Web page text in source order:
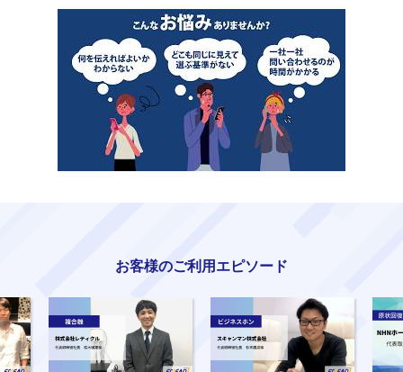
お客様のご利用エピソード